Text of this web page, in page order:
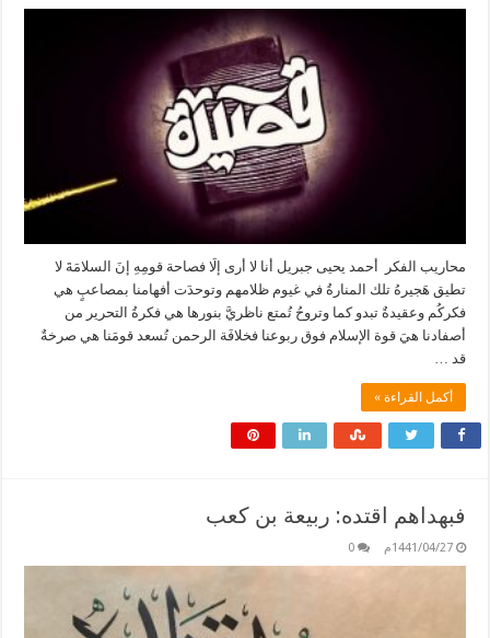
محاريب الفكر أحمد يحيى جبريل أنا لا أرى إلَا فصاحة قومِهِ إنَ السلامَةَ لا
تطيق هَجيرهُ تلك المنارةُ في غيوم ظلامهم وتوحدَت أفهامنا بمصاعبٍ هي
فكركُم وعقيدةٌ تبدو كما وتروحُ تُمتع ناظريَّ بنورها هي فكرةُ التحرير من
أصفادنا هيَ قوة الإسلام فوق ربوعنا فخلافَة الرحمن تُسعد قومَنا هي صرخةٌ
قد …
أكمل القراءة »
فبهداهم اقتده: ربيعة بن كعب
1441/04/27م 0